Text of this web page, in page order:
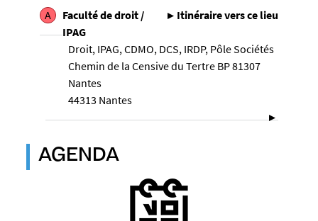
A Itinéraire vers ce lieu
Faculté de droit /
IPAG
Droit, IPAG, CDMO, DCS, IRDP, Pôle Sociétés
Chemin de la Censive du Tertre BP 81307
Nantes
44313 Nantes
AGENDA